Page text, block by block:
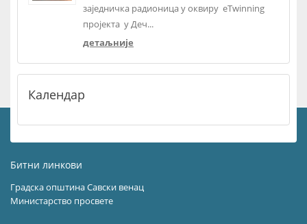
заједничка радионица у оквиру eTwinning
пројекта у Деч...
детаљније
Календар
Битни линкови
Градска општина Савски венац
Министарство просвете